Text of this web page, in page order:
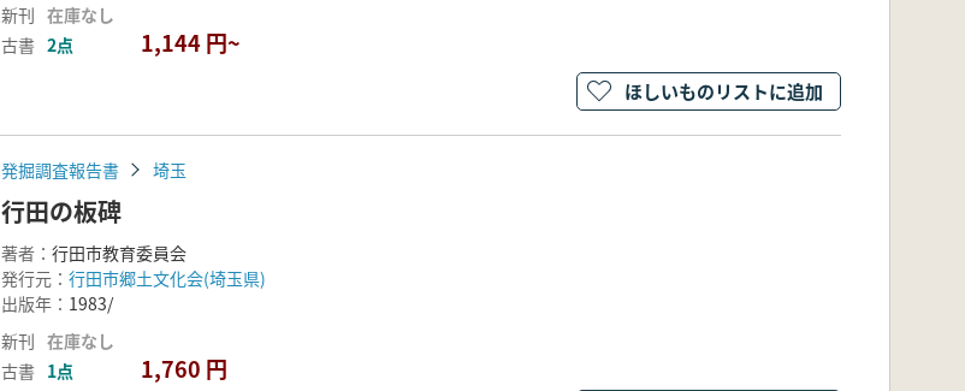
新刊 在庫なし
古書 2点 1,144 円~
ほしいものリストに追加
発掘調査報告書 埼玉
行田の板碑
著者： 行田市教育委員会
発行元： 行田市郷土文化会(埼玉県)
出版年： 1983/
新刊 在庫なし
古書 1点 1,760 円